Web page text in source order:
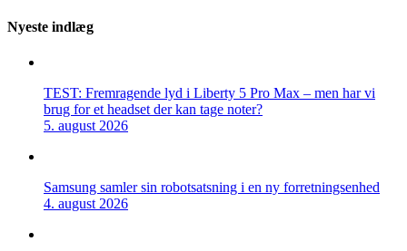
Nyeste indlæg
TEST: Fremragende lyd i Liberty 5 Pro Max – men har vi
brug for et headset der kan tage noter?
5. august 2026
Samsung samler sin robotsatsning i en ny forretningsenhed
4. august 2026